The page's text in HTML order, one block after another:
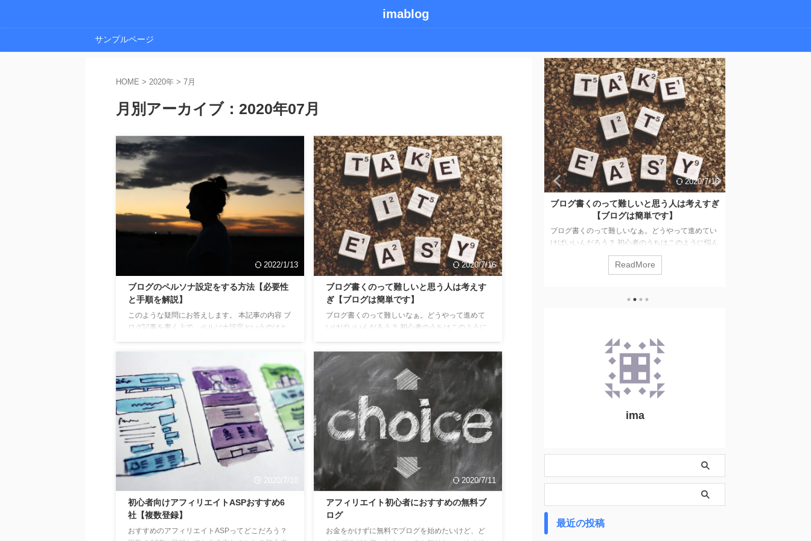
imablog
サンプルページ
HOME > 2020年 > 7月
月別アーカイブ：2020年07月
2022/1/13
ブログのペルソナ設定をする方法【必要性
と手順を解説】
このような疑問にお答えします。 本記事の内容 ブ
ログ記事を書く上で、ペルソナ設定というのはと
いると、記事の精度も上がりアクセスもグンっと
（persona）とは、簡単に言うと、マーケティン
グ業界で使われる言葉で、商品やサービスの具体
的なユーザー像のことを言います。 似た言葉に
『ターゲット』という言葉がありますが、こちら
は『ペルソナ』より広い範囲で使われます。 企業
がアンケートを取ったりするのも、『ペルソナ』
に関係があります ...
2020/7/16
ブログ書くのって難しいと思う人は考えす
ぎ【ブログは簡単です】
ブログ書くのって難しいなぁ。どうやって進めて
いけばいいんだろう？ 初心者のうちはこのように
ログを難しいと考える人はすぐに結果を求めてい
るからです。 『ブログって難しい』ではなく、ど
うやったらブログを書けるようになるかを考える
と一歩前進です。 僕もブログに慣れるまでに時間
がかかりました。 でも、それは学習方法が下手だ
ったから。 そこで、本記事ではプログが難しいと
考える方に、効率よくブログの苦手意識を取っ払
えるようにブログの考え方と学習方法を教えま
す。 この記事を ...
2020/7/10
初心者向けアフィリエイトASPおすすめ6
社【複数登録】
おすすめのアフィリエイトASPってどこだろう？
2020/7/11
アフィリエイト初心者におすすめの無料ブ
ログ
お金をかけずに無料でブログを始めたいけど、ど
2020/7/11
アフィリエイト初心者におすすめの無料ブロ
グ
お金をかけずに無料でブログを始めたいけど、どこ
のブログを使ったらいいのか知りたい。ゆくゆくは
アフィリエイトで稼ぎたいので、練習も兼ねて稼げ
るサイトでプログを書きたいな。 このような方にお
リエイトを始めるのに、おすすめな無料ブログサイ
トをご紹介しています。 この記事を読み終えると、
初心者でもアフィリエイトを始めるために、どの無
料ブログサイトでブログを書き始めたらよいかがわ
すすめな理由 無料 パソコンやスマホさえあ ...
ReadMore
2022/1/13
ブログのペルソナ設定をする方法【必要性と
手順を解説】
このような疑問にお答えします。 本記事の内容 ブ
ログ記事を書く上で、ペルソナ設定というのはとて
も重要です。 ペルソナの設定がしっかりできている
と、記事の精度も上がりアクセスもグンっと伸びて
は、簡単に言うと、マーケティング業界で使われる
言葉で、商品やサービスの具体的なユーザー像のこ
とを言います。 似た言葉に『ターゲット』という言
葉がありますが、こちらは『ペルソナ』より広い範
のも、『ペルソナ』に関係があります ...
ReadMore
2020/7/16
ブログ書くのって難しいと思う人は考えすぎ
【ブログは簡単です】
ブログ書くのって難しいなぁ。どうやって進めてい
けばいいんだろう？ 初心者のうちはこのように悩ん
でいる人多いですね。 結論を先に言うと、ブログを
難しいと考える人はすぐに結果を求めているからで
す。 僕もブログに慣れるまでに時間がかかりまし
率よくブログの苦手意識を取っ払えるようにブログ
の考え方と学習方法を教えます。 この記事を ...
ReadMore
ima
最近の投稿